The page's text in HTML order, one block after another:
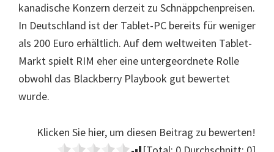
kanadische Konzern derzeit zu Schnäppchenpreisen.
In Deutschland ist der Tablet-PC bereits für weniger
als 200 Euro erhältlich. Auf dem weltweiten Tablet-
Markt spielt RIM eher eine untergeordnete Rolle
obwohl das Blackberry Playbook gut bewertet
wurde.
Klicken Sie hier, um diesen Beitrag zu bewerten!